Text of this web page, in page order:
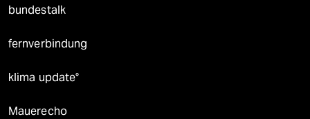
bundestalk
fernverbindung
klima update°
Mauerecho